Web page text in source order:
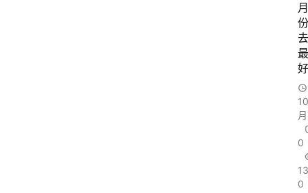
月
份
去
最
好
0
0